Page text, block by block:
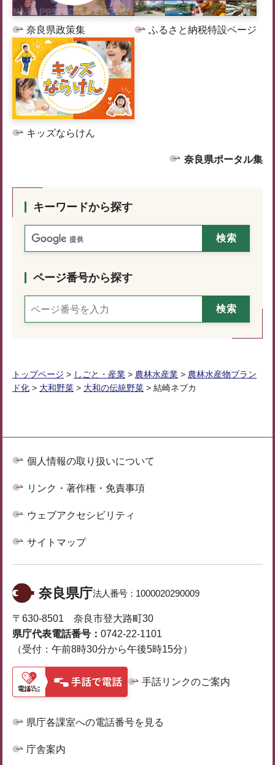
奈良県政策集 ふるさと納税特設ページ
キッズならけん
奈良県ポータル集
キーワードから探す
ページ番号から探す
トップページ > しごと・産業 > 農林水産業 > 農林水産物ブラン
ド化 > 大和野菜 > 大和の伝統野菜 > 結崎ネブカ
個人情報の取り扱いについて
リンク・著作権・免責事項
ウェブアクセシビリティ
サイトマップ
奈良県庁法人番号： 1000020290009
〒630-8501 奈良市登大路町30
県庁代表電話番号： 0742-22-1101
（受付：午前8時30分から午後5時15分）
手話リンクのご案内
県庁各課室への電話番号を見る
庁舎案内